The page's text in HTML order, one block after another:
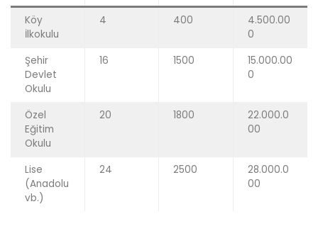
Köy
İlkokulu
4 400
4.500.00
0
Şehir
Devlet
Okulu
16 1500
15.000.00
0
Özel
Eğitim
Okulu
20 1800
22.000.0
00
Lise
(Anadolu
vb.)
24 2500
28.000.0
00